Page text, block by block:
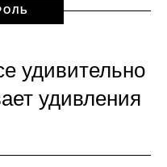
удивительно
удивления